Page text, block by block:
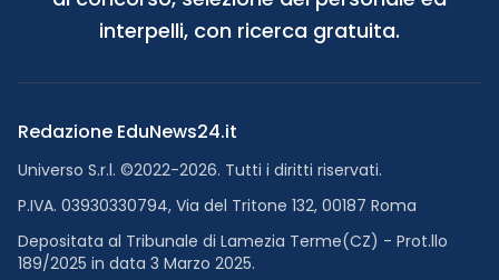
interpelli, con ricerca gratuita.
Redazione EduNews24.it
Universo S.r.l. ©2022-2026. Tutti i diritti riservati.
P.IVA. 03930330794, Via del Tritone 132, 00187 Roma
Depositata al Tribunale di Lamezia Terme(CZ) - Prot.llo
189/2025 in data 3 Marzo 2025.